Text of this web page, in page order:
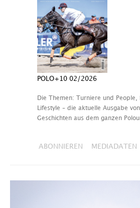
POLO+10 02/2026
Die Themen: Turniere und People,
Lifestyle – die aktuelle Ausgabe
Geschichten aus dem ganzen
ABONNIEREN MEDIADATEN